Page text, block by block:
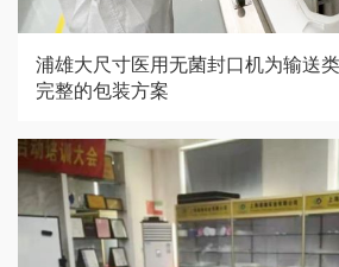
浦雄大尺寸医用无菌封口机为输送
完整的包装方案